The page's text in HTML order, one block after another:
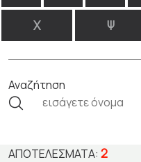
Χ Ψ
Αναζήτηση
ΑΠΟΤΕΛΈΣΜΑΤΑ: 2